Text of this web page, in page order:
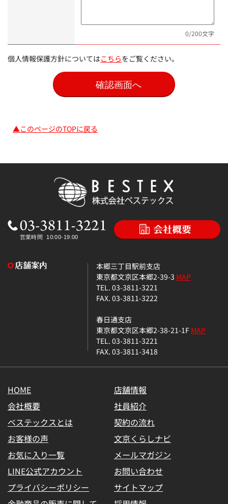
0/200文字
個人情報保護方針についてはこちらをご覧ください。
▲このページのTOPに戻る
本郷三丁目駅前支店
東京都文京区本郷2-39-3 MAP
TEL. 03-3811-3221
FAX. 03-3811-3222
春日通支店
東京都文京区本郷2-38-21-1FMAP
TEL. 03-3811-3221
FAX. 03-3811-3418
HOME
店舗情報
会社概要
社員紹介
ベステックスとは
契約の流れ
お客様の声
文京くらしナビ
お気に入り一覧
メールマガジン
LINE公式アカウント
お問い合わせ
プライバシーポリシー
サイトマップ